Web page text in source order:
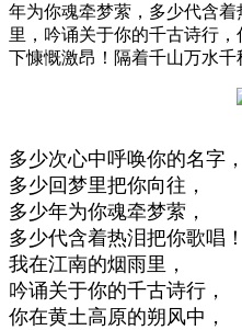
年为你魂牵梦萦，多少代含
里，吟诵关于你的千古诗行
下慷慨激昂！隔着千山万水千
多少次心中呼唤你的名字，
多少回梦里把你向往，
多少年为你魂牵梦萦，
多少代含着热泪把你歌唱！
我在江南的烟雨里，
吟诵关于你的千古诗行，
你在黄土高原的朔风中，